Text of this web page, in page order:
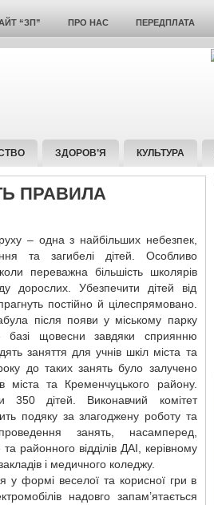
“ЗП” ПРО НАС ПЕРЕДПЛАТА
ЗДОРОВ’Я КУЛЬТУРА
ПРАВИЛА
– одна з найбільших небезпек,
та загибелі дітей. Особливо
переважна більшість школярів
дорослих. Убезпечити дітей від
постійно й цілеспрямовано.
після появи у міському парку
щовесни завдяки сприянню
заняття для учнів шкіл міста та
до таких занять було залучено
міста та Кременчуцького району.
дітей. Виконавчий комітет
подяку за злагоджену роботу та
занять, насамперед,
районного відділів ДАІ, керівному
і медичного коледжу.
у формі веселої та корисної гри в
надовго запам’ятається